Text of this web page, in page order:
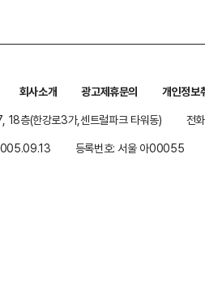
회사소개 광고제휴문의
개인정보
18층(한강로3가,센트럴파크 타워동)
전
등록번호: 서울 아00055